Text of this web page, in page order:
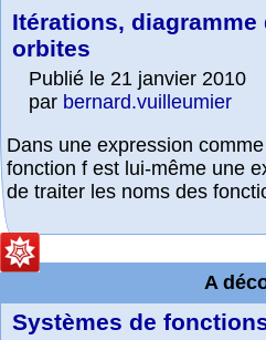
Itérations,
orbites
Publié le 21 janvier 2010
par bernard.vuilleumier
Dans une expression
fonction f est lui-même une
de traiter les noms des
A
Systèmes de